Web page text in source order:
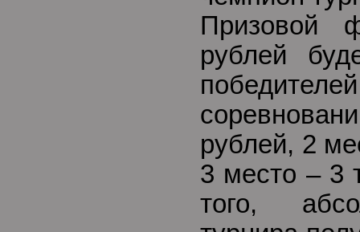
Призовой
рублей
рублей, 2
3 место – 3
того,